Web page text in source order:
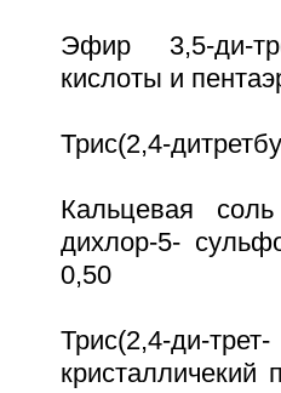
Эфир 3,5-ди-
кислоты и
Трис(2,4-
Кальцевая
дихлор-5-
0,50
Трис(2,4-ди-